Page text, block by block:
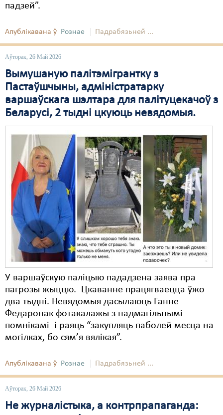
падзей”.
Апублікавана ў Рознае Падрабязьней ...
Аўторак, 26 Май 2026
Вымушаную палітэмігрантку з
Пастаўшчыны, адміністратарку
варшаўскага шэлтара для палітуцекачоў з
Беларусі, 2 тыдні цкуюць невядомыя.
У варшаўскую паліцыю пададзена заява пра
пагрозы жыццю. Цкаванне працягваецца ўжо
два тыдні. Невядомыя дасылаюць Ганне
Федаронак фотакалажы з надмагільнымі
помнікамі і раяць “закупляць паболей месца на
могілках, бо сям’я вялікая”.
Апублікавана ў Рознае Падрабязьней ...
Аўторак, 26 Май 2026
Не журналістыка, а контрпрапаганда: